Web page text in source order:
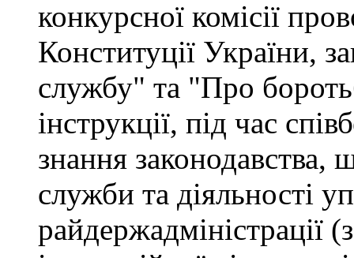
конкурсної комісії
Конституції України,
службу" та "Про
інструкції, під час
знання законодавства,
служби та діяльності
райдержадміністрації